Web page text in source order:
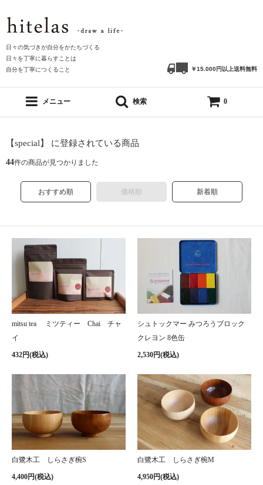
日々の気づきが自分をかたちづくる
日々を丁寧に暮らすことは
自分を丁寧につくること
￥15.000円以上送料無料
メニュー 検索 0
【special】 に登録されている商品
44件の商品が見つかりました
おすすめ順 価格順 新着順
mitsu tea ミツティー Chai チャ
イ
432円(税込)
シュトックマー みつろうブロック
クレヨン 8色缶
2,530円(税込)
白鷺木工 しらさぎ椀S
4,400円(税込)
白鷺木工 しらさぎ椀M
4,950円(税込)